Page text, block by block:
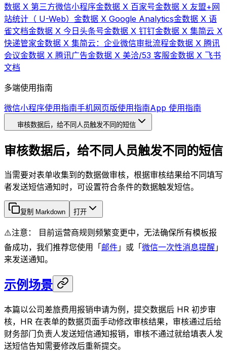
数据 X 第三方微信小程序金数据 X 百家号金数据 X 友盟+网
站统计（ U-Web） 金数据 X Google Analytics金数据 X 语
雀文档金数据 X 今日头条号金数据 X 钉钉金数据 X 集简云 X
快递管家金数据 X 集简云：企业微信审批流程金数据 X 腾讯
会议金数据 X 腾讯广告金数据 X 美洽/53 客服金数据 X 飞书
文档
多端使用指南
微信小程序使用指南手机网页版使用指南App 使用指南
审核数据后，给不同人员触发不同的短信
审核数据后，给不同人员触发不同的短信
当需要对表单收集到的数据做审核，根据审核结果给不同填写
者发送短信通知时，可设置符合条件的数据触发短信。
复制 Markdown 打开
⚠️注意： 目前运营商规则频繁变更中，无法确保所有模板报
备成功，我们推荐您使用「邮件 」或「微信一次性消息提醒 」
来发送通知。
示例场景
本篇以公司差旅费用报销申请为例，提交数据后 HR 初步审
核，HR 在表单的数据页面手动修改审核结果，审核通过后给
财务部门负责人发送短信通知报销，审核不通过就给填表人发
送短信告知需要修改后重新提交。